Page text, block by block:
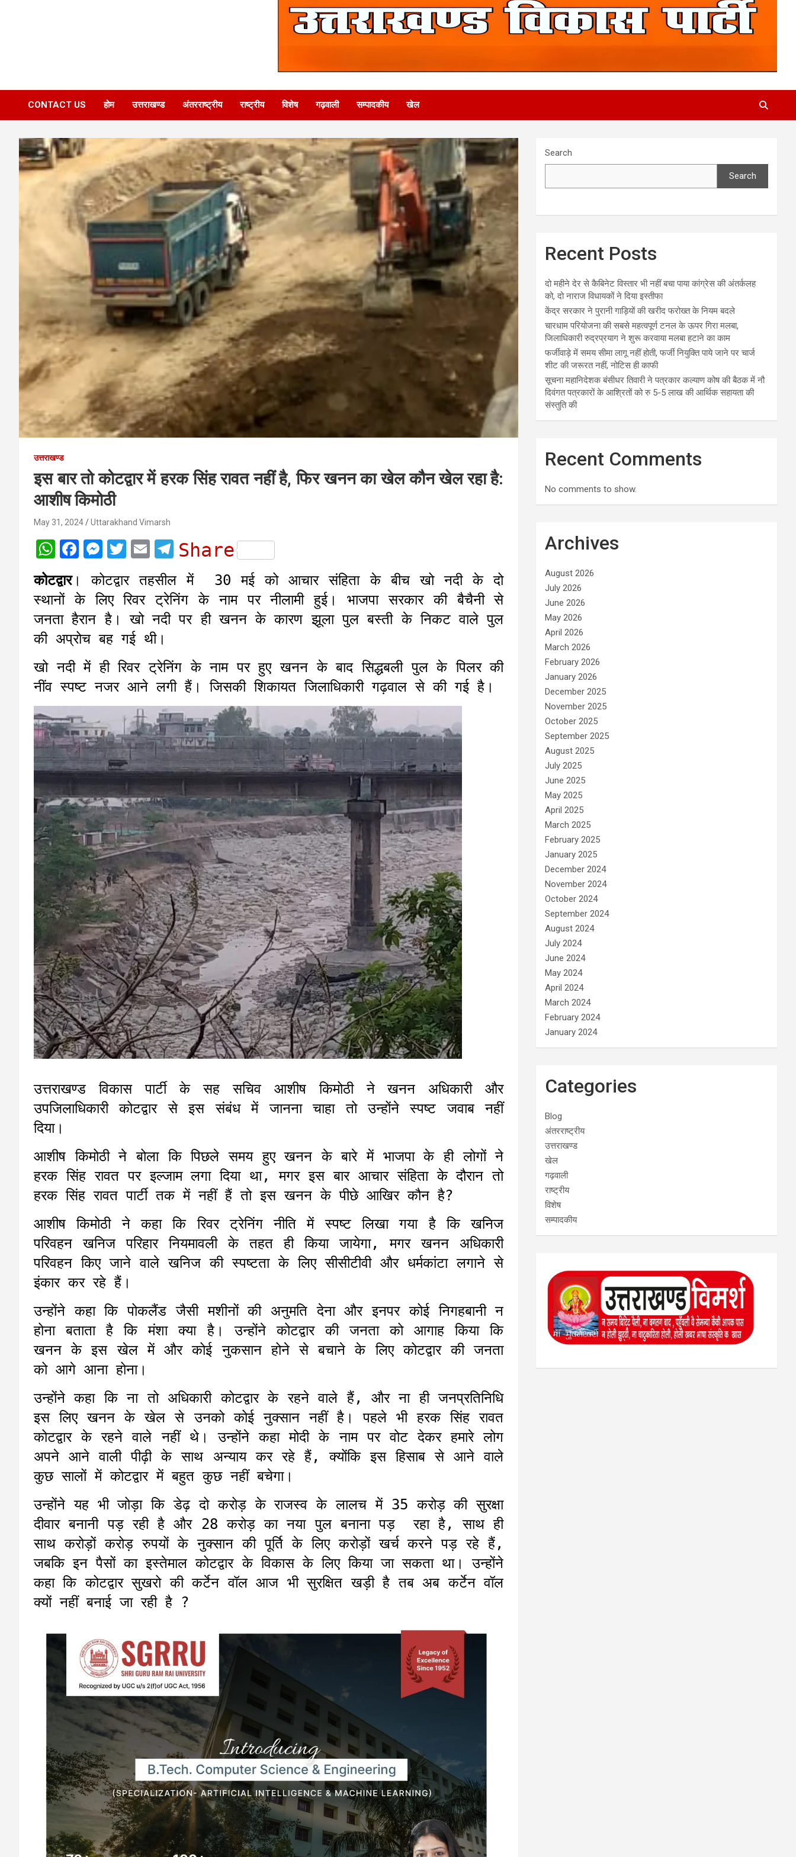
CONTACT US होम उत्तराखण्ड अंतरराष्ट्रीय राष्ट्रीय विशेष गढ़वाली सम्पादकीय खेल
उत्तराखण्ड
इस बार तो कोटद्वार में हरक सिंह रावत नहीं है, फिर खनन का खेल कौन खेल रहा है:
आशीष किमोठी
May 31, 2024 Uttarakhand Vimarsh
W
a
t
s
A
p
p
F
e
b
o
o
k
M
s
s
e
n
g
e
r
T
i
t
t
e
r
E
m
a
i
l
T
l
e
g
a
m
Share
कोटद्वार। कोटद्वार तहसील में 30 मई को आचार संहिता के बीच खो नदी के दो
स्थानों के लिए रिवर ट्रेनिंग के नाम पर नीलामी हुई। भाजपा सरकार की बैचैनी से
जनता हैरान है। खो नदी पर ही खनन के कारण झूला पुल बस्ती के निकट वाले पुल
की अप्रोच बह गई थी।
खो नदी में ही रिवर ट्रेनिंग के नाम पर हुए खनन के बाद सिद्धबली पुल के पिलर की
नींव स्पष्ट नजर आने लगी हैं। जिसकी शिकायत जिलाधिकारी गढ़वाल से की गई है।
उत्तराखण्ड विकास पार्टी के सह सचिव आशीष किमोठी ने खनन अधिकारी और
उपजिलाधिकारी कोटद्वार से इस संबंध में जानना चाहा तो उन्होंने स्पष्ट जवाब नहीं
दिया।
आशीष किमोठी ने बोला कि पिछले समय हुए खनन के बारे में भाजपा के ही लोगों ने
हरक सिंह रावत पर इल्जाम लगा दिया था, मगर इस बार आचार संहिता के दौरान तो
हरक सिंह रावत पार्टी तक में नहीं हैं तो इस खनन के पीछे आखिर कौन है?
आशीष किमोठी ने कहा कि रिवर ट्रेनिंग नीति में स्पष्ट लिखा गया है कि खनिज
परिवहन खनिज परिहार नियमावली के तहत ही किया जायेगा, मगर खनन अधिकारी
परिवहन किए जाने वाले खनिज की स्पष्टता के लिए सीसीटीवी और धर्मकांटा लगाने से
इंकार कर रहे हैं।
उन्होंने कहा कि पोकलैंड जैसी मशीनों की अनुमति देना और इनपर कोई निगहबानी न
होना बताता है कि मंशा क्या है। उन्होंने कोटद्वार की जनता को आगाह किया कि
खनन के इस खेल में और कोई नुकसान होने से बचाने के लिए कोटद्वार की जनता
को आगे आना होना।
उन्होंने कहा कि ना तो अधिकारी कोटद्वार के रहने वाले हैं, और ना ही जनप्रतिनिधि
इस लिए खनन के खेल से उनको कोई नुक्सान नहीं है। पहले भी हरक सिंह रावत
कोटद्वार के रहने वाले नहीं थे। उन्होंने कहा मोदी के नाम पर वोट देकर हमारे लोग
अपने आने वाली पीढ़ी के साथ अन्याय कर रहे हैं, क्योंकि इस हिसाब से आने वाले
कुछ सालों में कोटद्वार में बहुत कुछ नहीं बचेगा।
उन्होंने यह भी जोड़ा कि डेढ़ दो करोड़ के राजस्व के लालच में 35 करोड़ की सुरक्षा
दीवार बनानी पड़ रही है और 28 करोड़ का नया पुल बनाना पड़ रहा है, साथ ही
साथ करोड़ों करोड़ रुपयों के नुक्सान की पूर्ति के लिए करोड़ों खर्च करने पड़ रहे हैं,
जबकि इन पैसों का इस्तेमाल कोटद्वार के विकास के लिए किया जा सकता था। उन्होंने
कहा कि कोटद्वार सुखरो की कर्टेन वॉल आज भी सुरक्षित खड़ी है तब अब कर्टेन वॉल
क्यों नहीं बनाई जा रही है ?
Search
Search
Recent Posts
दो महीने देर से कैबिनेट विस्तार भी नहीं बचा पाया कांग्रेस की अंतर्कलह
को, दो नाराज विधायकों ने दिया इस्तीफा
केंद्र सरकार ने पुरानी गाड़ियों की खरीद फरोख्त के नियम बदले
चारधाम परियोजना की सबसे महत्वपूर्ण टनल के ऊपर गिरा मलबा,
जिलाधिकारी रुद्रप्रयाग ने शुरू करवाया मलबा हटाने का काम
फर्जीवाड़े में समय सीमा लागू नहीं होती, फर्जी नियुक्ति पाये जाने पर चार्ज
शीट की जरूरत नहीं, नोटिस ही काफी
सूचना महानिदेशक बंसीधर तिवारी ने पत्रकार कल्याण कोष की बैठक में नौ
दिवंगत पत्रकारों के आश्रितों को रु 5-5 लाख की आर्थिक सहायता की
संस्तुति की
Recent Comments
No comments to show.
Archives
August 2026
July 2026
June 2026
May 2026
April 2026
March 2026
February 2026
January 2026
December 2025
November 2025
October 2025
September 2025
August 2025
July 2025
June 2025
May 2025
April 2025
March 2025
February 2025
January 2025
December 2024
November 2024
October 2024
September 2024
August 2024
July 2024
June 2024
May 2024
April 2024
March 2024
February 2024
January 2024
Categories
Blog
अंतरराष्ट्रीय
उत्तराखण्ड
खेल
गढ़वाली
राष्ट्रीय
विशेष
सम्पादकीय